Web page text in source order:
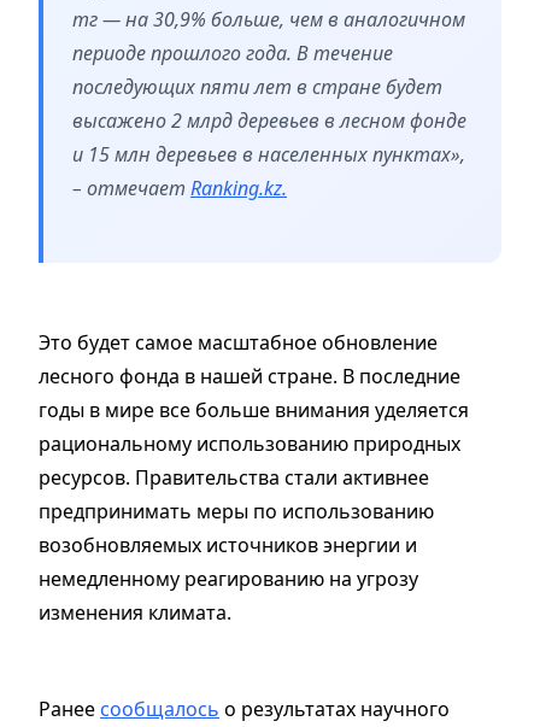
тг — на 30,9% больше, чем в аналогичном
периоде прошлого года. В течение
последующих пяти лет в стране будет
высажено 2 млрд деревьев в лесном фонде
и 15 млн деревьев в населенных пунктах»,
– отмечает Ranking.kz.
Это будет самое масштабное обновление
лесного фонда в нашей стране. В последние
годы в мире все больше внимания уделяется
рациональному использованию природных
ресурсов. Правительства стали активнее
предпринимать меры по использованию
возобновляемых источников энергии и
немедленному реагированию на угрозу
изменения климата.
Ранее сообщалось о результатах научного